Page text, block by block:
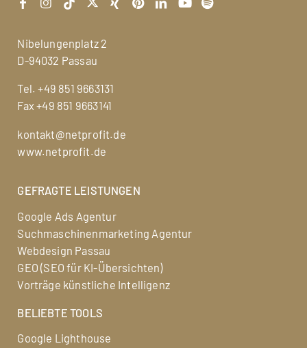
Nibelungenplatz 2
D-94032 Passau
Tel.+49 851 9663131
Fax +49 851 9663141
kontakt@netprofit.de
www.netprofit.de
GEFRAGTE LEISTUNGEN
Google Ads Agentur
Suchmaschinenmarketing Agentur
Webdesign Passau
GEO (SEO für KI-Übersichten)
Vorträge künstliche Intelligenz
BELIEBTE TOOLS
Google Lighthouse